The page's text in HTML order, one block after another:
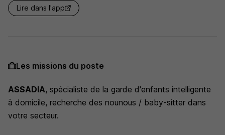
Lire dans l'app
Les missions du poste
ASSADIA, spécialiste de la garde d'enfants intelligente
à domicile, recherche des nounous / baby-sitter dans
votre secteur.